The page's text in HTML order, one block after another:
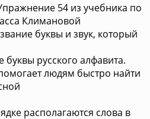
54 из учебника по
Климановой
буквы и звук, который
русского алфавита.
людям быстро найти
располагаются слова в